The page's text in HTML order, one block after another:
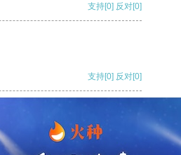
支持[0] 反对[0]
支持[0] 反对[0]